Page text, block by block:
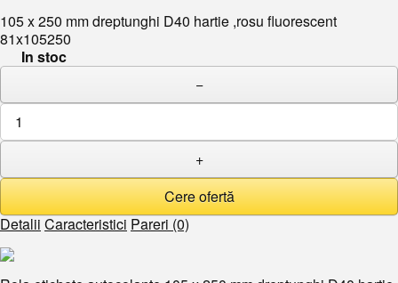
105 x 250 mm dreptunghi D40 hartie ,rosu fluorescent
81x105250
In stoc
−
+
Detalii Caracteristici Pareri (0)